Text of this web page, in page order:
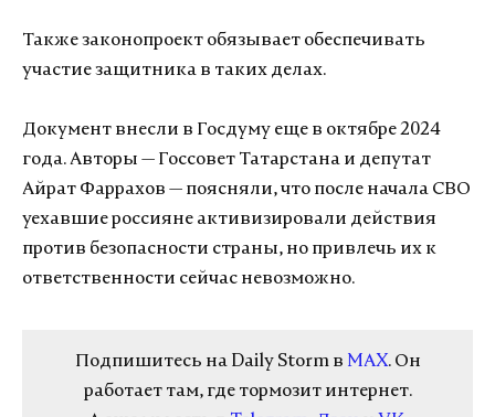
Также законопроект обязывает обеспечивать
участие защитника в таких делах.
Документ внесли в Госдуму еще в октябре 2024
года. Авторы — Госсовет Татарстана и депутат
Айрат Фаррахов — поясняли, что после начала СВО
уехавшие россияне активизировали действия
против безопасности страны, но привлечь их к
ответственности сейчас невозможно.
Подпишитесь на Daily Storm в MAX. Он
работает там, где тормозит интернет.